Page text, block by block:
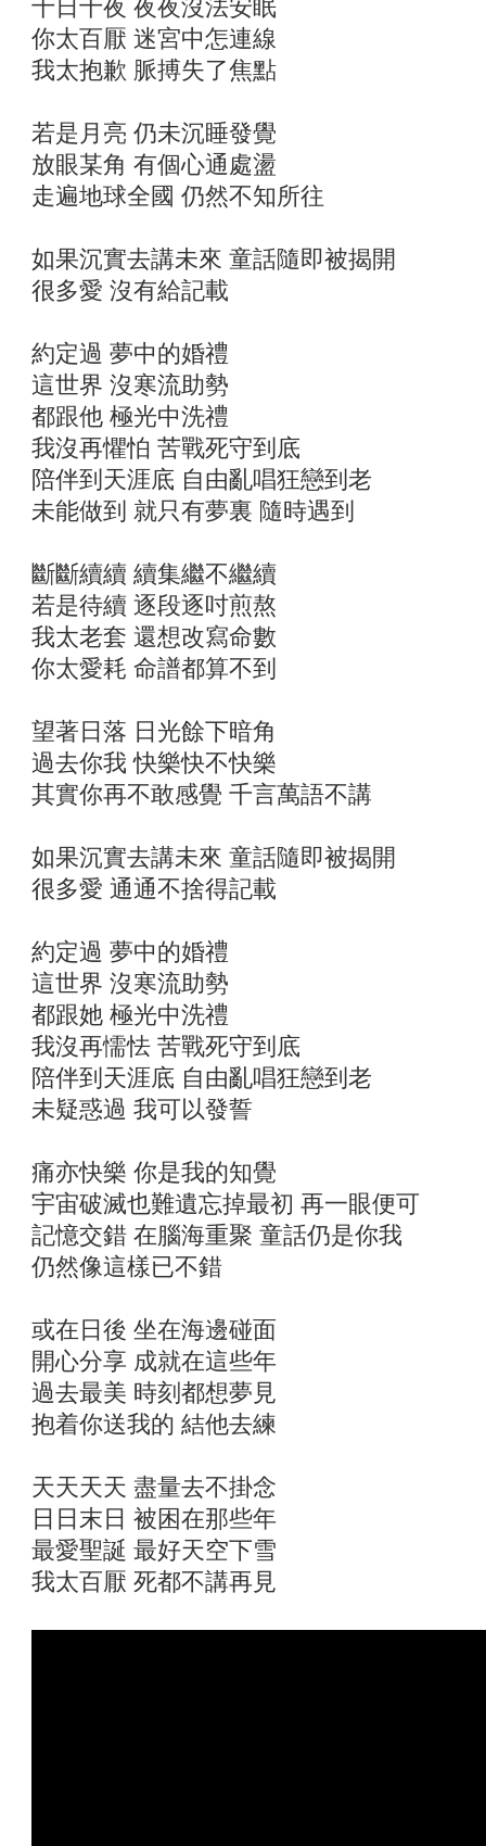
十日十夜 夜夜沒法安眠
你太百厭 迷宮中怎連線
我太抱歉 脈搏失了焦點
若是月亮 仍未沉睡發覺
放眼某角 有個心通處盪
走遍地球全國 仍然不知所往
如果沉實去講未來 童話隨即被揭開
很多愛 沒有給記載
約定過 夢中的婚禮
這世界 沒寒流助勢
都跟他 極光中洗禮
我沒再懼怕 苦戰死守到底
陪伴到天涯底 自由亂唱狂戀到老
未能做到 就只有夢裏 隨時遇到
斷斷續續 續集繼不繼續
若是待續 逐段逐吋煎熬
我太老套 還想改寫命數
你太愛耗 命譜都算不到
望著日落 日光餘下暗角
過去你我 快樂快不快樂
其實你再不敢感覺 千言萬語不講
如果沉實去講未來 童話隨即被揭開
很多愛 通通不捨得記載
約定過 夢中的婚禮
這世界 沒寒流助勢
都跟她 極光中洗禮
我沒再懦怯 苦戰死守到底
陪伴到天涯底 自由亂唱狂戀到老
未疑惑過 我可以發誓
痛亦快樂 你是我的知覺
宇宙破滅也難遺忘掉最初 再一眼便可
記憶交錯 在腦海重聚 童話仍是你我
仍然像這樣已不錯
或在日後 坐在海邊碰面
開心分享 成就在這些年
過去最美 時刻都想夢見
抱着你送我的 結他去練
天天天天 盡量去不掛念
日日末日 被困在那些年
最愛聖誕 最好天空下雪
我太百厭 死都不講再見